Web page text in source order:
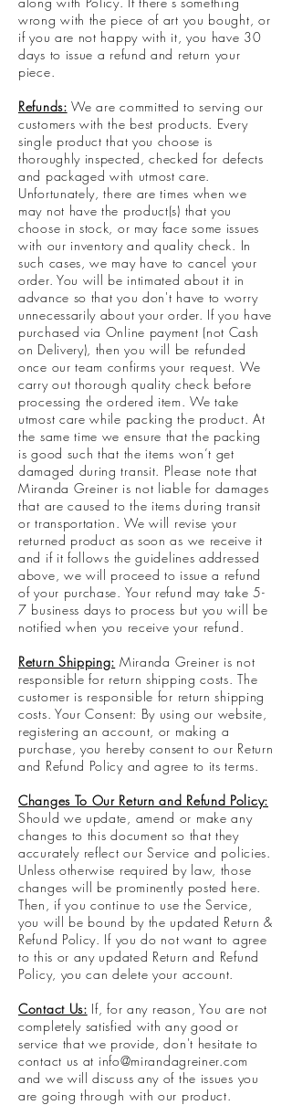
wrong with the piece of art you bought, or
if you are not happy with it, you have 30
days to issue a refund and return your
piece.
Refunds: We are committed to serving our
customers with the best products. Every
single product that you choose is
thoroughly inspected, checked for defects
and packaged with utmost care.
Unfortunately, there are times when we
may not have the product(s) that you
choose in stock, or may face some issues
with our inventory and quality check. In
such cases, we may have to cancel your
order. You will be intimated about it in
advance so that you don't have to worry
unnecessarily about your order. If you have
purchased via Online payment (not Cash
on Delivery), then you will be refunded
once our team confirms your request. We
carry out thorough quality check before
processing the ordered item. We take
utmost care while packing the product. At
the same time we ensure that the packing
is good such that the items won’t get
damaged during transit. Please note that
Miranda Greiner is not liable for damages
that are caused to the items during transit
or transportation. We will revise your
returned product as soon as we receive it
and if it follows the guidelines addressed
above, we will proceed to issue a refund
of your purchase. Your refund may take 5-
7 business days to process but you will be
notified when you receive your refund.
Return Shipping: Miranda Greiner is not
responsible for return shipping costs. The
customer is responsible for return shipping
costs. Your Consent: By using our website,
registering an account, or making a
purchase, you hereby consent to our Return
and Refund Policy and agree to its terms.
Changes To Our Return and Refund Policy:
Should we update, amend or make any
changes to this document so that they
accurately reflect our Service and policies.
Unless otherwise required by law, those
changes will be prominently posted here.
Then, if you continue to use the Service,
you will be bound by the updated Return &
Refund Policy. If you do not want to agree
to this or any updated Return and Refund
Policy, you can delete your account.
Contact Us: If, for any reason, You are not
completely satisfied with any good or
service that we provide, don't hesitate to
contact us at info@mirandagreiner.com
and we will discuss any of the issues you
are going through with our product.